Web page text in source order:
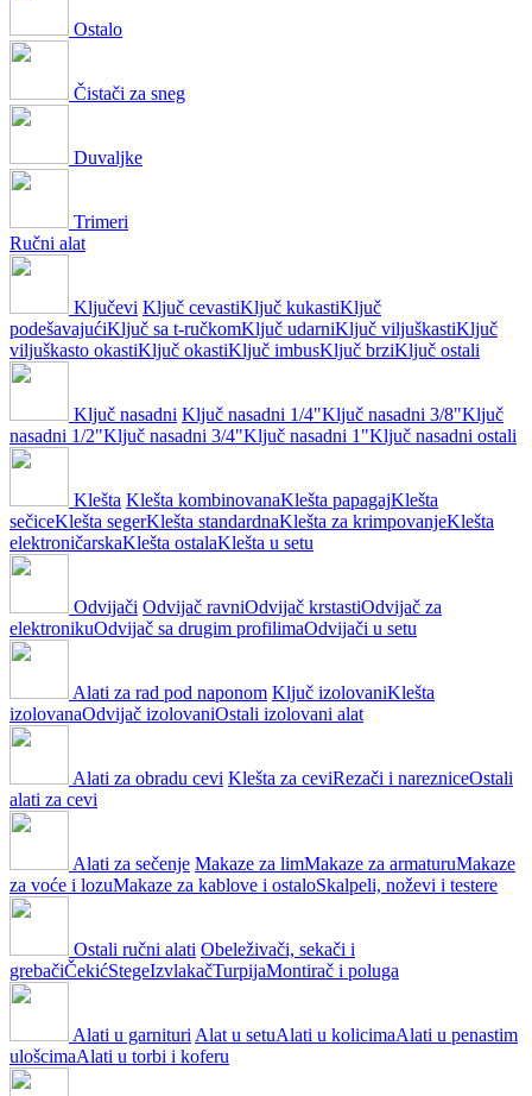
Ostalo
Čistači za sneg
Duvaljke
Trimeri
Ručni alat
Ključevi Ključ cevastiKljuč kukastiKljuč
podešavajućiKljuč sa t-ručkomKljuč udarniKljuč viljuškastiKljuč
viljuškasto okastiKljuč okastiKljuč imbusKljuč brziKljuč ostali
Ključ nasadni Ključ nasadni 1/4"Ključ nasadni 3/8"Ključ
nasadni 1/2"Ključ nasadni 3/4"Ključ nasadni 1"Ključ nasadni ostali
Klešta Klešta kombinovanaKlešta papagajKlešta
sečiceKlešta segerKlešta standardnaKlešta za krimpovanjeKlešta
elektroničarskaKlešta ostalaKlešta u setu
Odvijači Odvijač ravniOdvijač krstastiOdvijač za
elektronikuOdvijač sa drugim profilimaOdvijači u setu
Alati za rad pod naponom Ključ izolovaniKlešta
izolovanaOdvijač izolovaniOstali izolovani alat
Alati za obradu cevi Klešta za ceviRezači i narezniceOstali
alati za cevi
Alati za sečenje Makaze za limMakaze za armaturuMakaze
za voće i lozuMakaze za kablove i ostaloSkalpeli, noževi i testere
Ostali ručni alati Obeleživači, sekači i
grebačiČekićStegeIzvlakačTurpijaMontirač i poluga
Alati u garnituri Alat u setuAlati u kolicimaAlati u penastim
ulošcimaAlati u torbi i koferu